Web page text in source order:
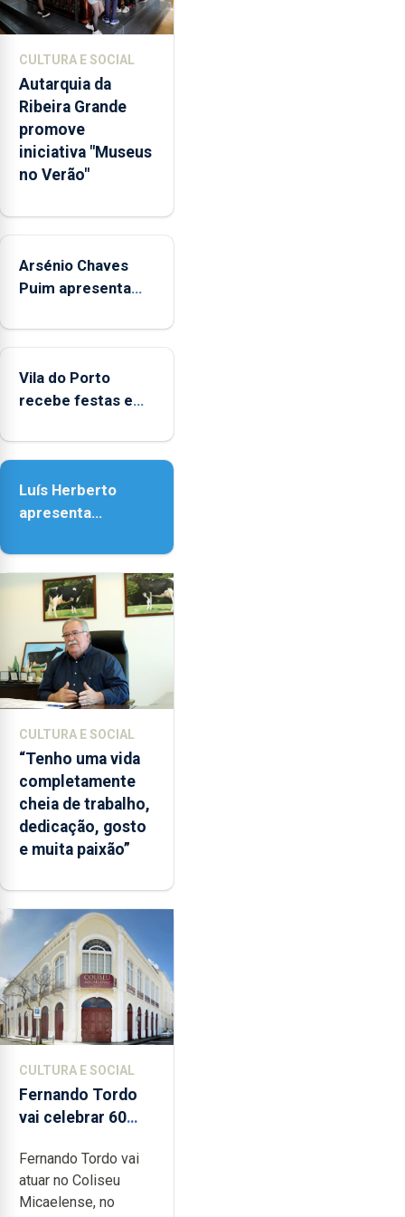
e
abrange
respostas
habitacionais,
anunciou
o
Governo
Regional.
CULTURA E SOCIAL
Autarquia da
Ribeira Grande
promove
iniciativa "Museus
no Verão"
Arsénio Chaves
Puim apresenta
de Vila do Porto
Vila do Porto
recebe festas em
Senhora da
Luís Herberto
apresenta
Paisagem’
CULTURA E SOCIAL
“Tenho uma vida
completamente
cheia de trabalho,
dedicação, gosto
e muita paixão”
CULTURA E SOCIAL
Fernando Tordo
vai celebrar 60
no Coliseu
Micaelense
Fernando Tordo vai
atuar no Coliseu
Micaelense, no